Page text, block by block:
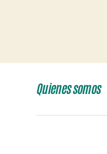
Quienes somos